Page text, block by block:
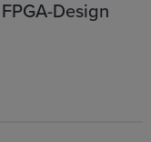
Design